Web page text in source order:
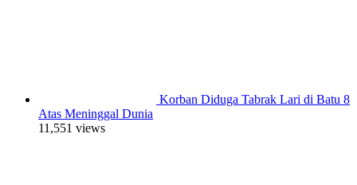
Korban Diduga Tabrak Lari di Batu 8
Atas Meninggal Dunia
11,551 views